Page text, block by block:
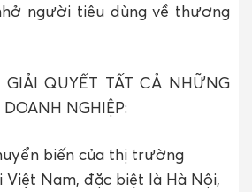
người tiêu dùng về thương
GIẢI QUYẾT TẤT CẢ NHỮNG
NGHIỆP:
biến của thị trường
Việt Nam, đặc biệt là Hà Nội,